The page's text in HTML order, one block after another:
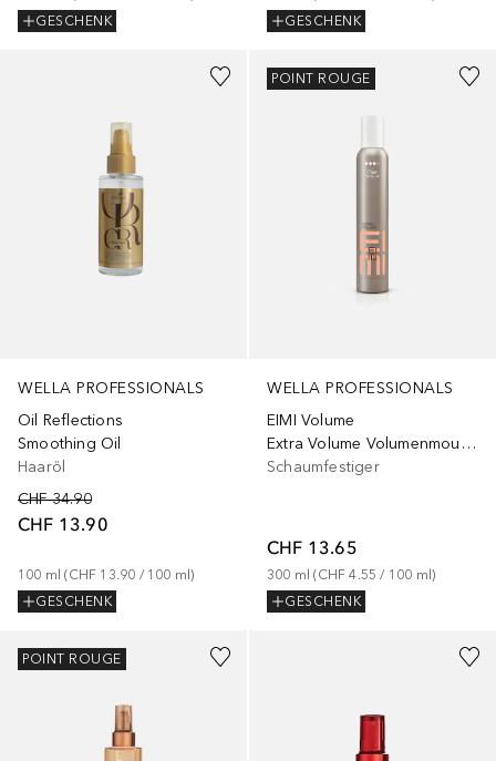
GESCHENK
GESCHENK
WELLA PROFESSIONALS
Oil Reflections
Smoothing Oil
Haaröl
CHF 34.90
CHF 13.90
100 ml (CHF 13.90 / 100 ml)
GESCHENK
WELLA PROFESSIONALS
EIMI Volume
Extra Volume Volumenmousse
Schaumfestiger
CHF 13.65
300 ml (CHF 4.55 / 100 ml)
GESCHENK
POINT ROUGE
POINT ROUGE